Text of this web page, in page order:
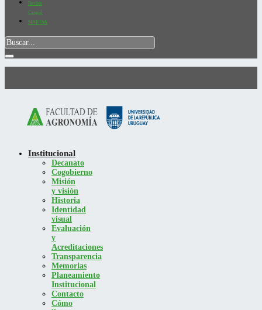
Revista
Cangüé
SINETSA
Institucional
Decanato
Cogobierno
Misión
y visión
Historia
Identidad
visual
Evaluación
y
Acreditaciones
Transparencia
Memorias
Planeamiento
Institucional
Contacto
Cómo